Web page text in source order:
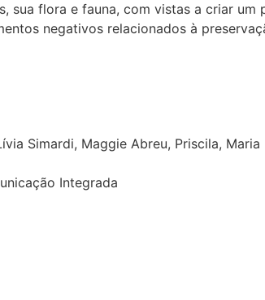
flora e fauna, com vistas a criar
negativos relacionados à
Simardi, Maggie Abreu, Priscila,
Integrada